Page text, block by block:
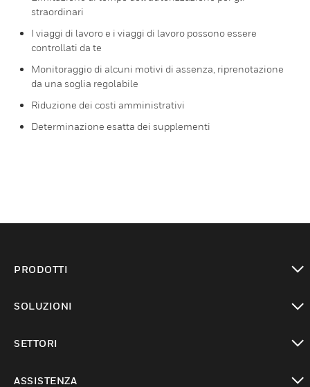
straordinari
I viaggi di lavoro e i viaggi di lavoro possono essere
controllati da te
Monitoraggio di alcuni motivi di assenza, riprenotazione
da una soglia regolabile
Riduzione dei costi amministrativi
Determinazione esatta dei supplementi
PRODOTTI
SOLUZIONI
SETTORI
ASSISTENZA